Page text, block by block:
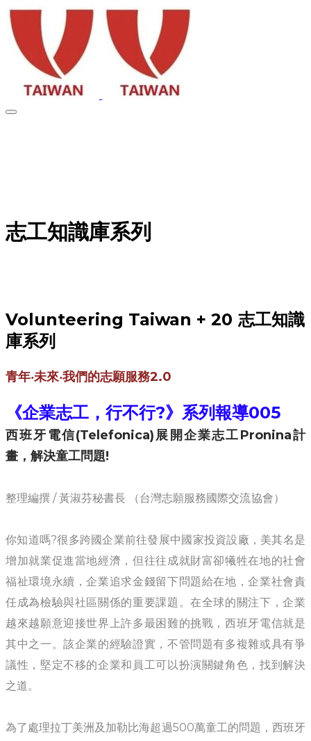
志工知識庫系列
Volunteering Taiwan + 20 志工知識
庫系列
青年‧未來‧我們的志願服務2.0
《企業志工，行不行?》系列報導005
西班牙電信(Telefonica)展開企業志工Pronina計
畫，解決童工問題!
​整理編撰​ /​黃淑芬秘書長 （台灣志願服務國際交流協會）
你知道嗎?很多跨國企業前往發展中國家投資設廠，美其名是
增加就業促進當地經濟，但往往成就財富卻犧牲在地的社會
福祉環境永續，企業追求金錢留下問題給在地，企業社會責
任成為檢驗與社區關係的重要課題。在全球的關注下，企業
越來越願意迎接世界上許多最困難的挑戰，西班牙電信就是
其中之一。該企業的經驗證實，不管問題有多複雜或具有爭
議性，堅定不移的企業和員工可以扮演關鍵角色，找到解決
之道。
為了處理拉丁美洲及加勒比海超過500萬童工的問題，西班牙